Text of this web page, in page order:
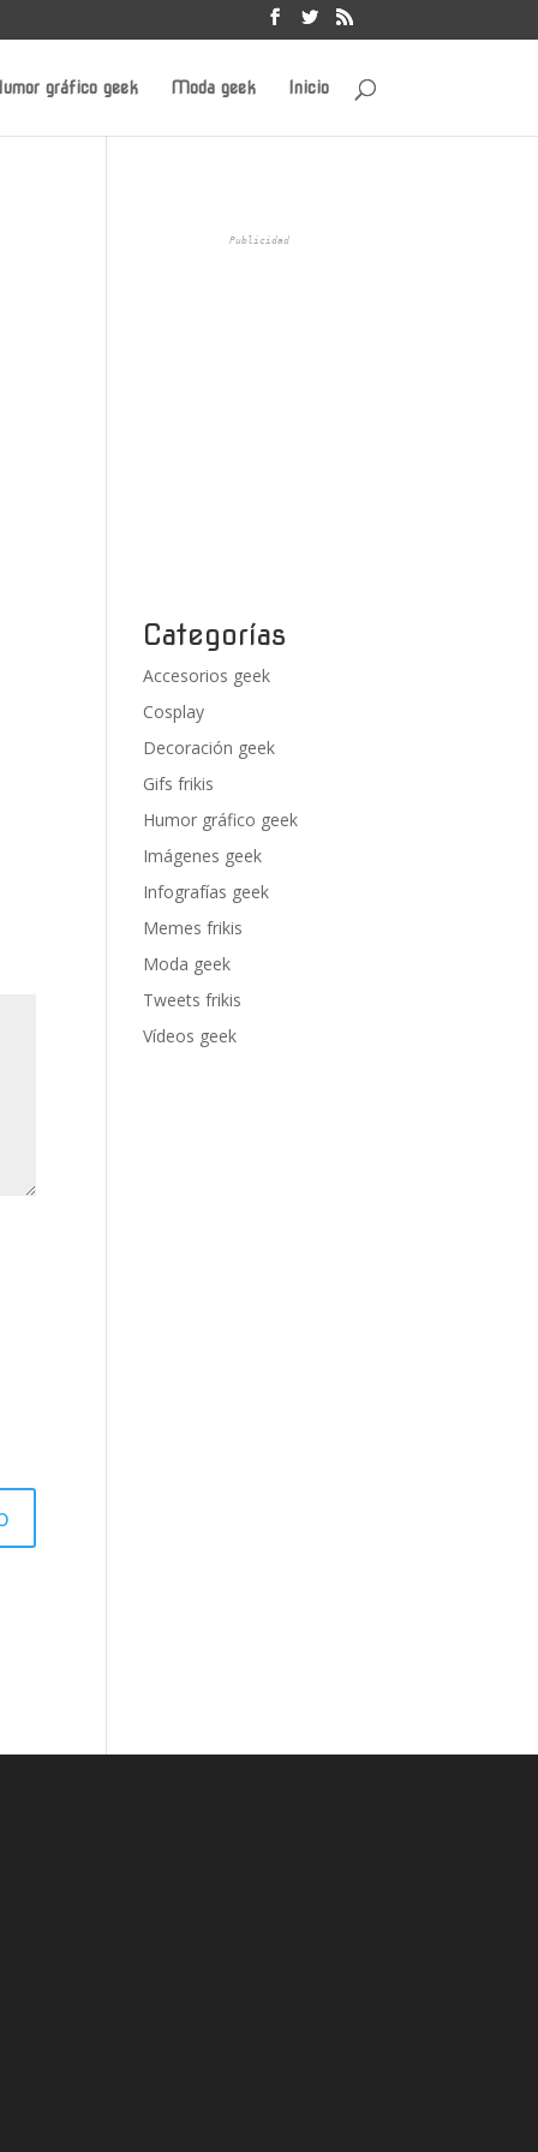
gráfico geek Moda geek Inicio
Publicidad
Categorías
Accesorios geek
Cosplay
Decoración geek
Gifs frikis
Humor gráfico geek
Imágenes geek
Infografías geek
Memes frikis
Moda geek
Tweets frikis
Vídeos geek